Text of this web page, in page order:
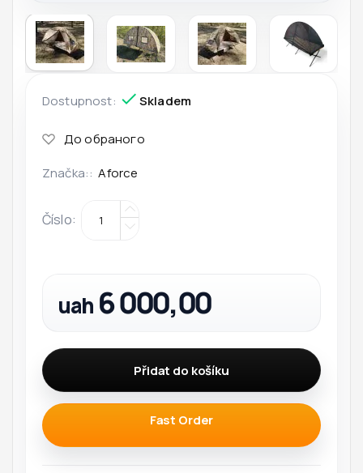
Dostupnost: Skladem
Značka:: Aforce
Číslo:
uah 6 000,00
Přidat do košíku
Fast Order